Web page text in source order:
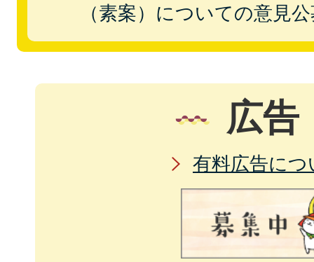
（素案）についての意見
広告
有料広告につ